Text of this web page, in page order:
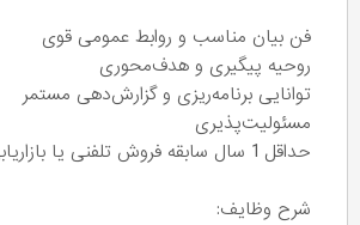
فن بیان مناسب و روابط عمومی قوی
روحیه پیگیری و هدف‌محوری
توانایی برنامه‌ریزی و گزارش‌دهی مستمر
مسئولیت‌پذیری
حداقل 1 سال سابقه فروش تلفنی یا بازاریابی
شرح وظایف: